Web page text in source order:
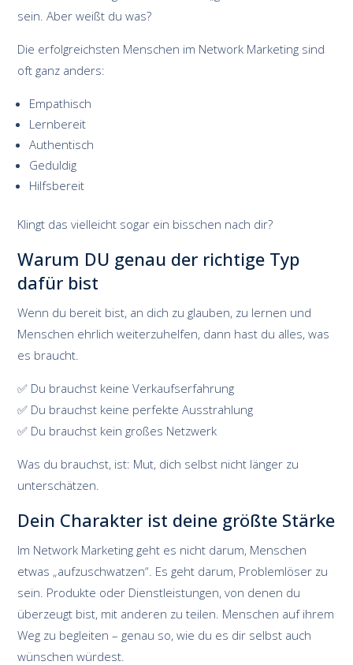
sein. Aber weißt du was?
Die erfolgreichsten Menschen im Network Marketing sind
oft ganz anders:
Empathisch
Lernbereit
Authentisch
Geduldig
Hilfsbereit
Klingt das vielleicht sogar ein bisschen nach dir?
Warum DU genau der richtige Typ
dafür bist
Wenn du bereit bist, an dich zu glauben, zu lernen und
Menschen ehrlich weiterzuhelfen, dann hast du alles, was
es braucht.
✅ Du brauchst keine Verkaufserfahrung
✅ Du brauchst keine perfekte Ausstrahlung
✅ Du brauchst kein großes Netzwerk
Was du brauchst, ist: Mut, dich selbst nicht länger zu
unterschätzen.
Dein Charakter ist deine größte Stärke
Im Network Marketing geht es nicht darum, Menschen
etwas „aufzuschwatzen“. Es geht darum, Problemlöser zu
sein. Produkte oder Dienstleistungen, von denen du
überzeugt bist, mit anderen zu teilen. Menschen auf ihrem
Weg zu begleiten – genau so, wie du es dir selbst auch
wünschen würdest.